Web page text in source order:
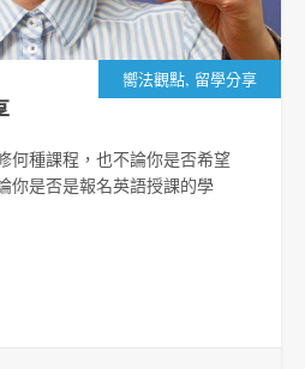
嚮法觀點, 留學分享
何種課程，也不論你是否希望
你是否是報名英語授課的學